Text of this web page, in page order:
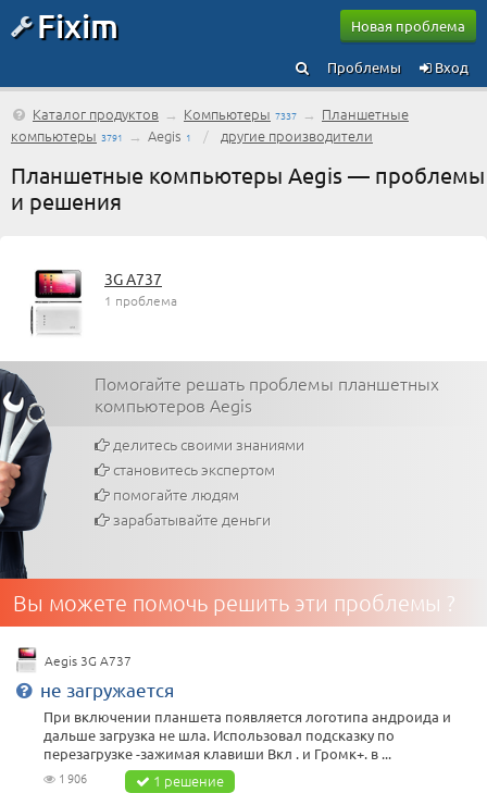
Fixim Новая проблема
Вход
Проблемы
Каталог продуктов → Компьютеры 7337 → Планшетные
компьютеры 3791 → Aegis 1 / другие производители
Планшетные компьютеры Aegis — проблемы
и решения
3G A737
1 проблема
Помогайте решать проблемы планшетных
компьютеров Aegis
делитесь своими знаниями
становитесь экспертом
помогайте людям
зарабатывайте деньги
Вы можете помочь решить эти проблемы ?
Aegis 3G A737
не загружается
При включении планшета появляется логотипа андроида и
дальше загрузка не шла. Использовал подсказку по
перезагрузке -зажимая клавиши Вкл . и Громк+. в ...
1 906 1 решение